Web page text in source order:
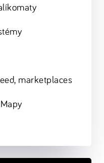
marketplaces